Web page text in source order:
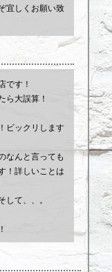
宜しくお願い致
です！
ら大誤算！
ビックリします
なんと言っても
！詳しいことは
て、、。